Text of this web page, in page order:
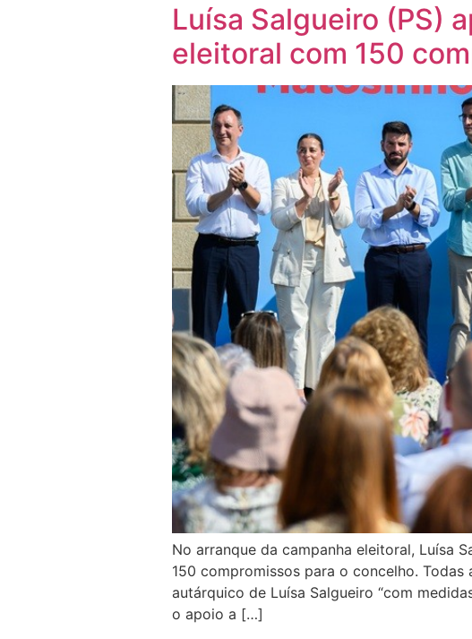
Luísa Salgueiro (PS)
eleitoral com 150
No arranque da campanha eleitoral, Luísa
150 compromissos para o concelho.
autárquico de Luísa Salgueiro “com
o apoio a […]